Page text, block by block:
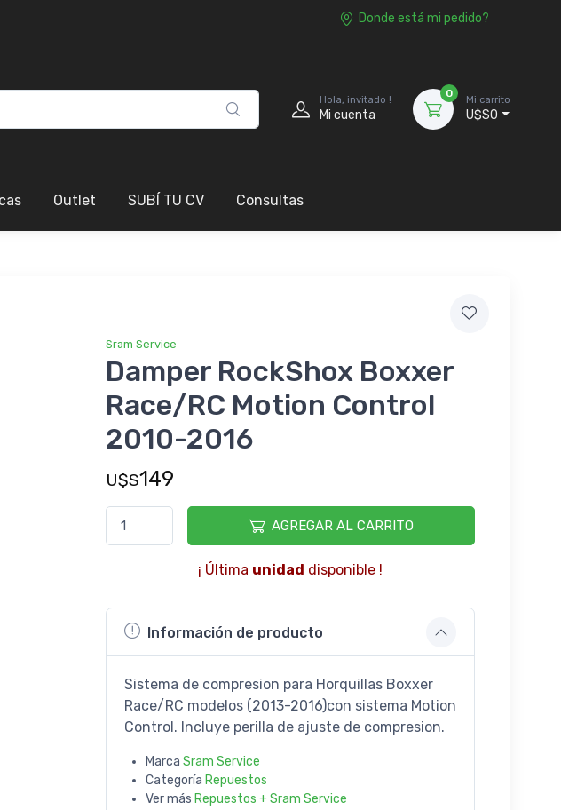
Donde está mi pedido?
Hola, invitado !
Mi cuenta
0
Mi carrito
U$S0
Outlet SUBÍ TU CV Consultas
Sram Service
Damper RockShox Boxxer
Race/RC Motion Control
2010-2016
U$S149
AGREGAR AL CARRITO
¡ Última unidad disponible !
Información de producto
Sistema de compresion para Horquillas Boxxer
Race/RC modelos (2013-2016)con sistema Motion
Control. Incluye perilla de ajuste de compresion.
Marca Sram Service
Categoría Repuestos
Ver más Repuestos + Sram Service